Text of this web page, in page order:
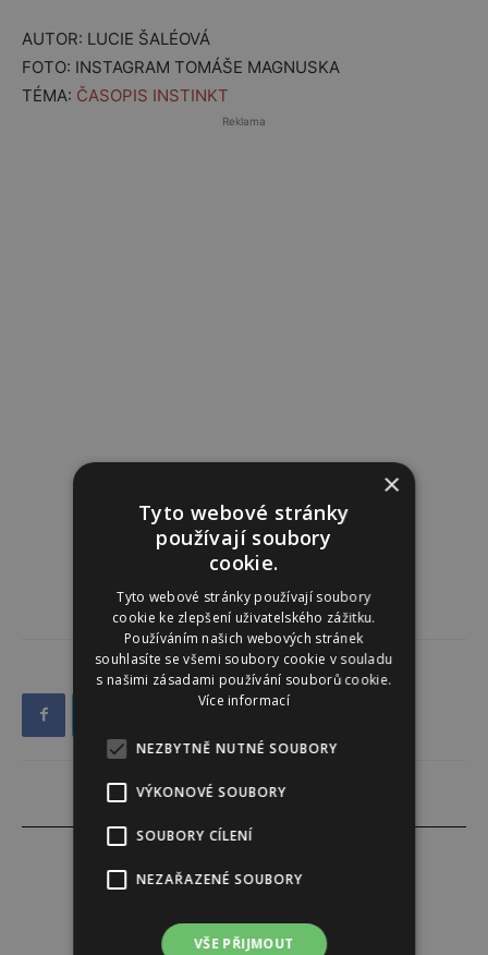
AUTOR: LUCIE ŠALÉOVÁ
FOTO: INSTAGRAM TOMÁŠE MAGNUSKA
TÉMA: ČASOPIS INSTINKT
Reklama
Lucie Šáleová
×
Tyto webové stránky
používají soubory
cookie.
Tyto webové stránky používají soubory
cookie ke zlepšení uživatelského zážitku.
Používáním našich webových stránek
souhlasíte se všemi soubory cookie v souladu
s našimi zásadami používání souborů cookie.
Více informací
NEZBYTNĚ NUTNÉ SOUBORY
VÝKONOVÉ SOUBORY
SOUBORY CÍLENÍ
NEZAŘAZENÉ SOUBORY
VŠE PŘIJMOUT